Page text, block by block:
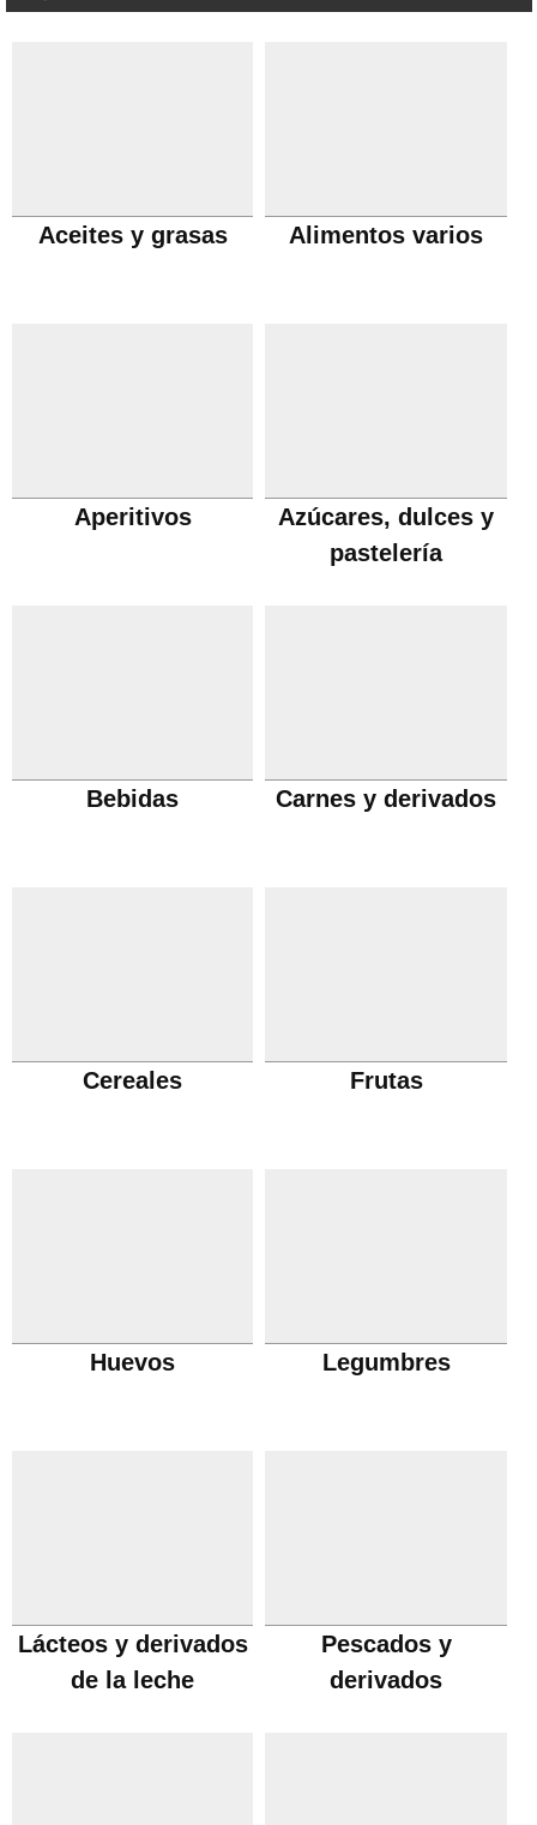
Aceites y grasas Alimentos varios
Aperitivos
Azúcares, dulces y
pastelería
Bebidas Carnes y derivados
Cereales Frutas
Huevos Legumbres
Lácteos y derivados
de la leche
Pescados y
derivados